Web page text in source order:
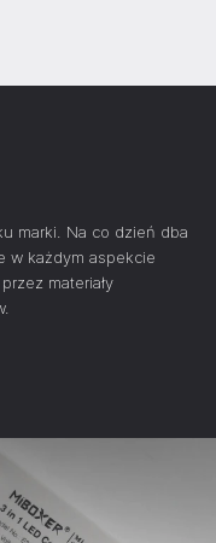
marki. Na co dzień dba
w każdym aspekcie
materiały